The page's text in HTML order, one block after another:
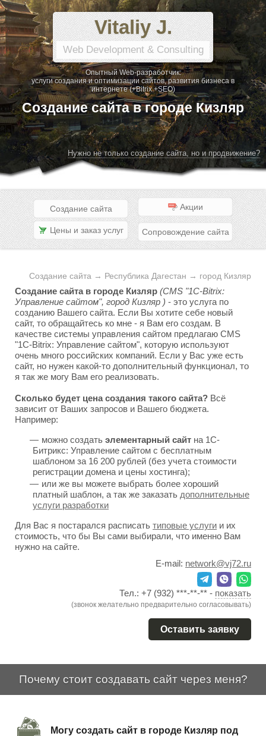
Vitaliy J.
Web Development & Consulting
Опытный Web-разработчик:
услуги создания и оптимизации сайтов, развития бизнеса в
интернете (+Bitrix +SEO)
Создание сайта в городе Кизляр
Нужно не только создание сайта, но и продвижение?
Создание сайта Акции
Цены и заказ услуг Сопровождение сайта
Создание сайта → Республика Дагестан → город Кизляр
Создание сайта в городе Кизляр (CMS "1C-Bitrix:
Управление сайтом", город Кизляр ) - это услуга по
созданию Вашего сайта. Если Вы хотите себе новый
сайт, то обращайтесь ко мне - я Вам его создам. В
качестве системы управления сайтом предлагаю CMS
"1C-Bitrix: Управление сайтом", которую используют
очень много российских компаний. Если у Вас уже есть
сайт, но нужен какой-то дополнительный функционал, то
я так же могу Вам его реализовать.
Сколько будет цена создания такого сайта? Всё
зависит от Ваших запросов и Вашего бюджета.
Например:
можно создать элементарный сайт на 1С-
Битрикс: Управление сайтом с бесплатным
шаблоном за 16 200 рублей (без учета стоимости
регистрации домена и цены хостинга);
или же вы можете выбрать более хороший
платный шаблон, а так же заказать дополнительные
услуги разработки
Для Вас я постарался расписать типовые услуги и их
стоимость, что бы Вы сами выбирали, что именно Вам
нужно на сайте.
E-mail: network@vj72.ru
Тел.: +7 (932) ***-**-** - показать
(звонок желательно предварительно согласовывать)
Оставить заявку
Почему стоит создавать сайт через меня?
Могу создать сайт в городе Кизляр под